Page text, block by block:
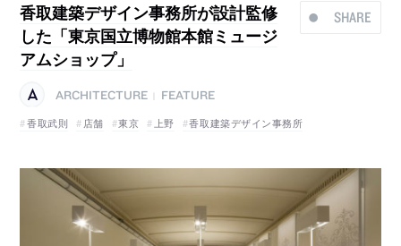
SHARE
香取建築デザイン事務所が設計監修
した「東京国立博物館本館ミュージ
アムショップ」
ARCHITECTURE
FEATURE
香取武則
店舗 東京 上野 香取建築デザイン事務所